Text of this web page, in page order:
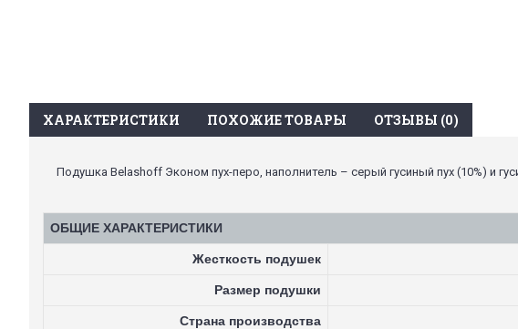
ХАРАКТЕРИСТИКИ ПОХОЖИЕ ТОВАРЫ ОТЗЫВЫ (0)
Подушка Belashoff Эконом пух-перо, наполнитель – серый гусиный пух (10%) и
ОБЩИЕ ХАРАКТЕРИСТИКИ
Жесткость подушек
Размер подушки
Страна производства